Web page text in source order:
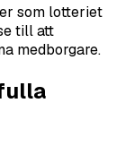
som lotteriet
till att
medborgare.